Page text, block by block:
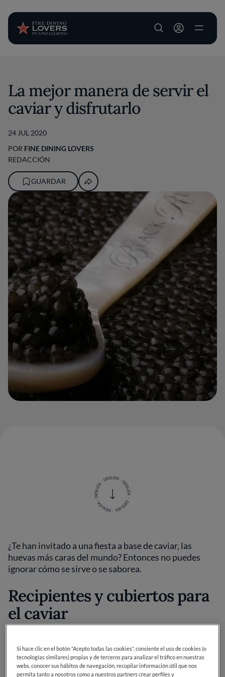
User account
La mejor manera de servir el
caviar y disfrutarlo
24 JUL 2020
POR FINE DINING LOVERS
REDACCIÓN
GUARDAR
¿Te han invitado a una fiesta a base de caviar, las
huevas más caras del mundo? Entonces no puedes
ignorar cómo se sirve o se saborea.
Recipientes y cubiertos para
el caviar
Al caviar le encanta el frío y el cristal y detesta el
metal.La mejor manera de saborearlo, en opinión de
Si hace clic en el botón “Acepto todas las cookies”, consiente el uso de cookies (o
tecnologías similares) propias y de terceros para analizar el tráfico en nuestras
webs, conocer sus hábitos de navegación, recopilar información útil que nos
permita tanto a nosotros como a nuestros partners crear perfiles y